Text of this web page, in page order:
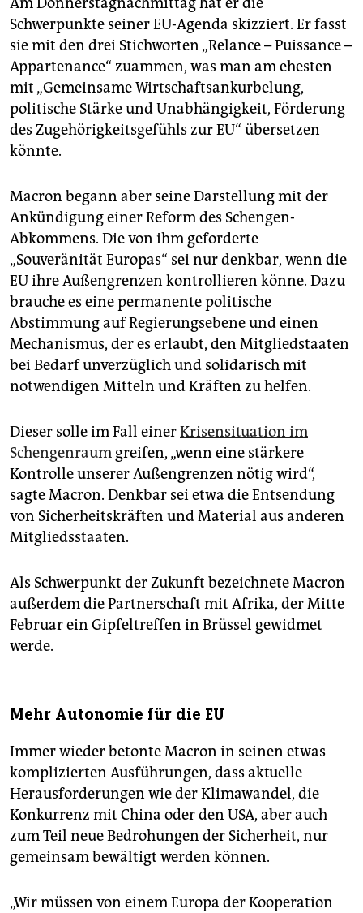
Schwerpunkte seiner EU-Agenda skizziert. Er fasst
sie mit den drei Stichworten „Relance – Puissance –
Appartenance“ zuammen, was man am ehesten
mit „Gemeinsame Wirtschaftsankurbelung,
politische Stärke und Unabhängigkeit, Förderung
des Zugehörigkeitsgefühls zur EU“ übersetzen
könnte.
Macron begann aber seine Darstellung mit der
Ankündigung einer Reform des Schengen-
Abkommens. Die von ihm geforderte
„Souveränität Europas“ sei nur denkbar, wenn die
EU ihre Außengrenzen kontrollieren könne. Dazu
brauche es eine permanente politische
Abstimmung auf Regierungsebene und einen
Mechanismus, der es erlaubt, den Mitgliedstaaten
bei Bedarf unverzüglich und solidarisch mit
notwendigen Mitteln und Kräften zu helfen.
Dieser solle im Fall einerKrisensituation im
Schengenraum greifen, „wenn eine stärkere
Kontrolle unserer Außengrenzen nötig wird“,
sagte Macron. Denkbar sei etwa die Entsendung
von Sicherheitskräften und Material aus anderen
Mitgliedsstaaten.
Als Schwerpunkt der Zukunft bezeichnete Macron
außerdem die Partnerschaft mit Afrika, der Mitte
Februar ein Gipfeltreffen in Brüssel gewidmet
werde.
Mehr Autonomie für die EU
Immer wieder betonte Macron in seinen etwas
komplizierten Ausführungen, dass aktuelle
Herausforderungen wie der Klimawandel, die
Konkurrenz mit China oder den USA, aber auch
zum Teil neue Bedrohungen der Sicherheit, nur
gemeinsam bewältigt werden können.
„Wir müssen von einem Europa der Kooperation